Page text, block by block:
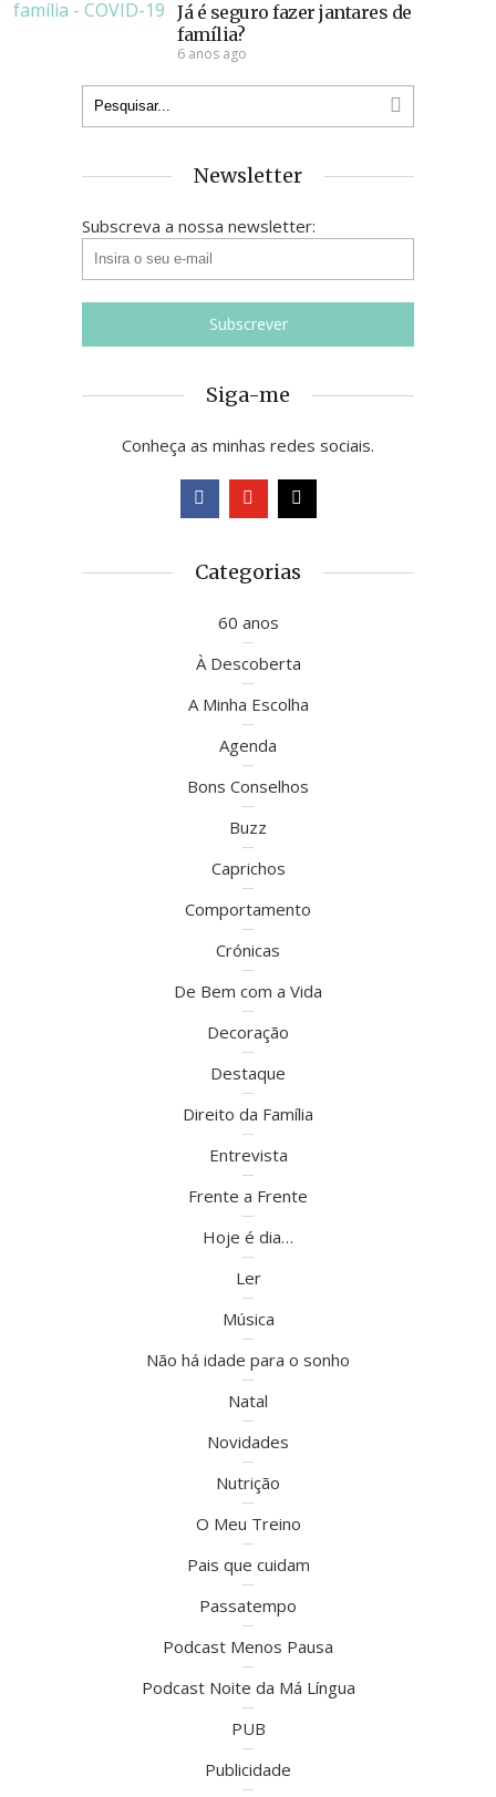
Já é seguro fazer jantares de
família?
6 anos ago
Newsletter
Subscreva a nossa newsletter:
Siga-me
Conheça as minhas redes sociais.
Categorias
60 anos
À Descoberta
A Minha Escolha
Agenda
Bons Conselhos
Buzz
Caprichos
Comportamento
Crónicas
De Bem com a Vida
Decoração
Destaque
Direito da Família
Entrevista
Frente a Frente
Hoje é dia…
Ler
Música
Não há idade para o sonho
Natal
Novidades
Nutrição
O Meu Treino
Pais que cuidam
Passatempo
Podcast Menos Pausa
Podcast Noite da Má Língua
PUB
Publicidade